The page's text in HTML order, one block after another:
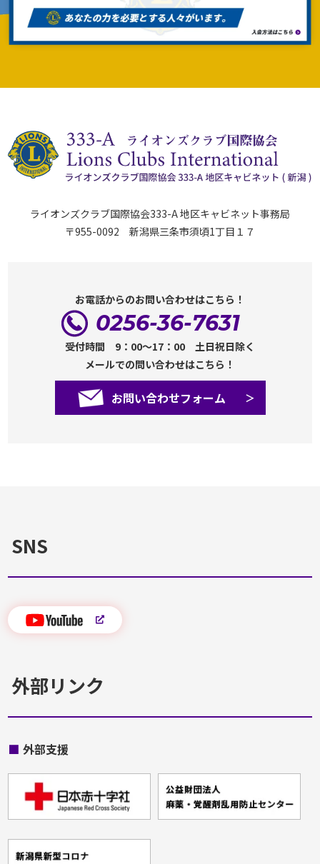
ライオンズクラブ国際協会333-A 地区キャビネット事務局
〒955-0092 新潟県三条市須頃1丁目１７
お電話からのお問い合わせはこちら！
0256-36-7631
受付時間 9：00～17：00 土日祝日除く
メールでの問い合わせはこちら！
お問い合わせフォーム
SNS
外部リンク
■ 外部支援